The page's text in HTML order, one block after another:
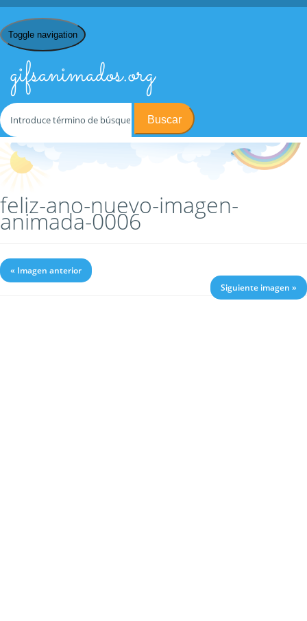
Toggle navigation
gifsanimados.org
Buscar
Inicio/
/ feliz-ano-nuevo-imagen-animada-
0006
feliz-ano-nuevo-imagen-
animada-0006
« Imagen anterior
Siguiente imagen »